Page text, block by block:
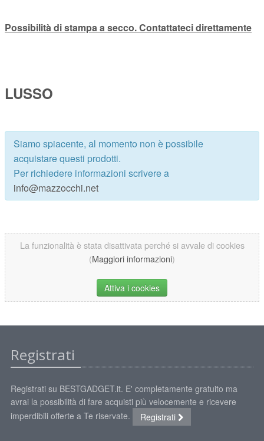
Possibilità di stampa a secco. Contattateci direttamente
LUSSO
Siamo spiacente, al momento non è possibile
acquistare questi prodotti.
Per richiedere informazioni scrivere a
info@mazzocchi.net
La funzionalità è stata disattivata perché si avvale di cookies
(Maggiori informazioni)
Attiva i cookies
Registrati
Registrati su BESTGADGET.it. E' completamente gratuito ma
avrai la possibilità di fare acquisti più velocemente e ricevere
imperdibili offerte a Te riservate.
Registrati